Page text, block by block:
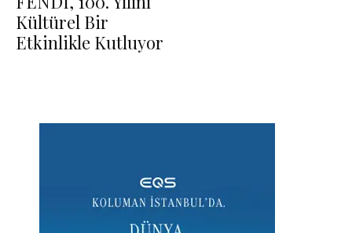
Kültürel Bir
Etkinlikle Kutluyor